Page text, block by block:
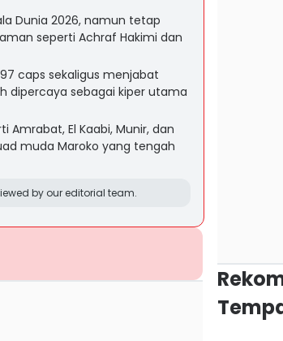
Dunia 2026, namun tetap
seperti Achraf Hakimi dan
caps sekaligus menjabat
dipercaya sebagai kiper utama
El Kaabi, Munir, dan
muda Maroko yang tengah
by our editorial team.